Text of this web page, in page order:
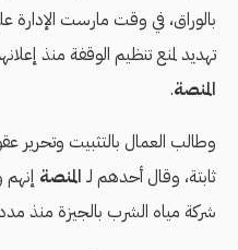
بالوراق، في وقت مارست
تهديد لمنع تنظيم الوقفة منذ
المنصة.
وطالب العمال بالتثبيت
ثابتة، وقال أحدهم لـ المنصة
شركة مياه الشرب بالجيزة منذ